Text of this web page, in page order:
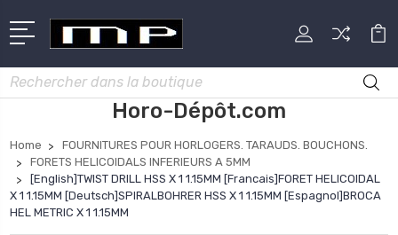
Rechercher
Horo-Dépôt.com
Home
FOURNITURES POUR HORLOGERS. TARAUDS. BOUCHONS.
FORETS HELICOIDALS INFERIEURS A 5MM
[English]TWIST DRILL HSS X 1 1.15MM [Francais]FORET HELICOIDAL
X 1 1.15MM [Deutsch]SPIRALBOHRER HSS X 1 1.15MM [Espagnol]BROCA
HEL METRIC X 1 1.15MM